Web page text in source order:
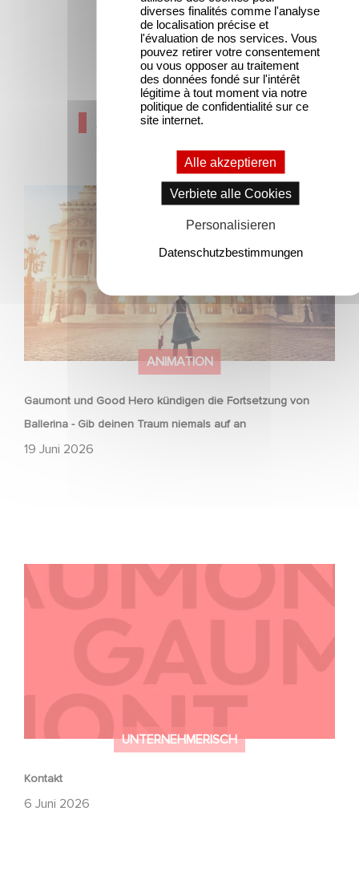
Aktuelle Nachrichten
ANIMATION
Gaumont und Good Hero kündigen die Fortsetzung von
Ballerina - Gib deinen Traum niemals auf an
19 Juni 2026
Gaumont und Good Hero kündigen die Fortsetzung von
Ballerina - Gib deinen Traum niemals auf an
UNTERNEHMERISCH
Kontakt
6 Juni 2026
diverses finalités comme l'analyse
de localisation précise et
l'évaluation de nos services. Vous
pouvez retirer votre consentement
ou vous opposer au traitement
des données fondé sur l'intérêt
légitime à tout moment via notre
politique de confidentialité sur ce
site internet.
Alle akzeptieren
Verbiete alle Cookies
Personalisieren
Datenschutzbestimmungen